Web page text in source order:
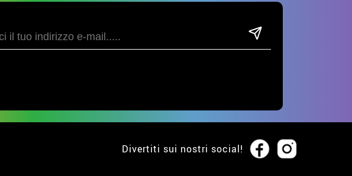
Divertiti sui nostri social!